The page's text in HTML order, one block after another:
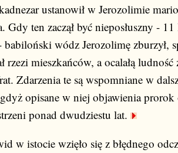
ustanowił w Jerozolimie
Gdy ten zaczął być nieposłuszny -
wódz Jerozolimę zburzył,
rzezi mieszkańców, a ocalałą
Zdarzenia te są wspomniane w
opisane w niej objawienia prorok
ponad dwudziestu lat.
w istocie wzięło się z błędnego